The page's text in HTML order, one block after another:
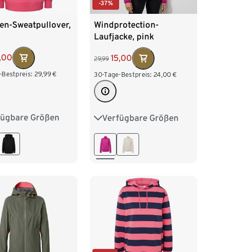
Sweatpullover,
Bestpreis: 29,99€
Größen
34 S 36/38
-37%
Windprotection-
Laufjacke, pink
29,99 15,00
30-Tage-Bestpreis: 24,00 €
Verfügbare Größen
34 36 38 40
42 44